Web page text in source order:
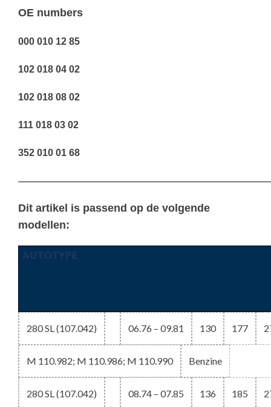
OE numbers
000 010 12 85
102 018 04 02
102 018 08 02
111 018 03 02
352 010 01 68
Dit artikel is passend op de volgende
modellen:
AUTOTYPE
280 SL (107.042) 06.76 – 09.81 130 177
M 110.982; M 110.986; M 110.990 Benzine
280 SL (107.042) 08.74 – 07.85 136 185